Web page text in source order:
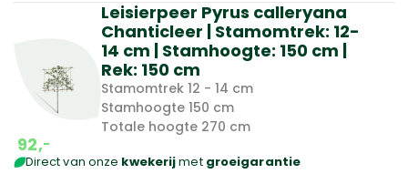
Leisierpeer Pyrus calleryana
Chanticleer | Stamomtrek: 12-
14 cm | Stamhoogte: 150 cm |
Rek: 150 cm
Stamomtrek 12 - 14 cm
Stamhoogte 150 cm
Totale hoogte 270 cm
92,-
Direct van onze kwekerijmet groeigarantie